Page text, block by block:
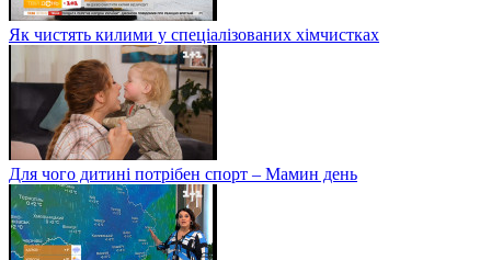
Як чистять килими у спеціалізованих хімчистках
Для чого дитині потрібен спорт – Мамин день